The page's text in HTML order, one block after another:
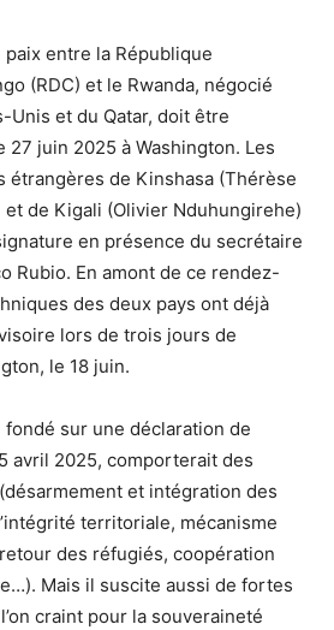
paix entre la République
(RDC) et le Rwanda, négocié
Unis et du Qatar, doit être
juin 2025 à Washington. Les
étrangères de Kinshasa (Thérèse
et de Kigali (Olivier Nduhungirehe)
en présence du secrétaire
Rubio. En amont de ce rendez-
des deux pays ont déjà
lors de trois jours de
le 18 juin.
fondé sur une déclaration de
avril 2025, comporterait des
et intégration des
territoriale, mécanisme
des réfugiés, coopération
Mais il suscite aussi de fortes
craint pour la souveraineté